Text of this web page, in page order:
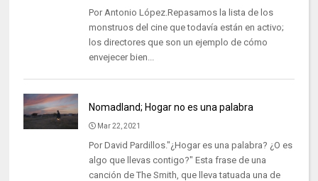
Por Antonio López.Repasamos la lista de los
monstruos del cine que todavía están en activo;
los directores que son un ejemplo de cómo
envejecer bien...
Nomadland; Hogar no es una palabra
Mar 22, 2021
Por David Pardillos."¿Hogar es una palabra? ¿O es
algo que llevas contigo?" Esta frase de una
canción de The Smith, que lleva tatuada una de